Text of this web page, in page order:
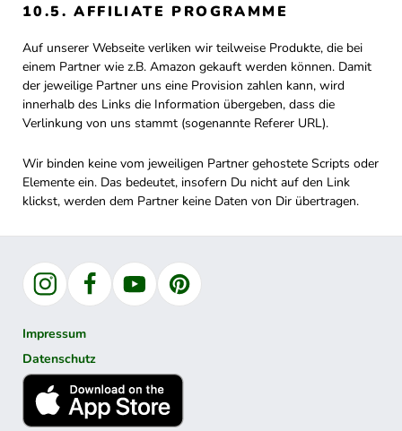
10.5. AFFILIATE PROGRAMME
Auf unserer Webseite verliken wir teilweise Produkte, die bei
einem Partner wie z.B. Amazon gekauft werden können. Damit
der jeweilige Partner uns eine Provision zahlen kann, wird
innerhalb des Links die Information übergeben, dass die
Verlinkung von uns stammt (sogenannte Referer URL).
Wir binden keine vom jeweiligen Partner gehostete Scripts oder
Elemente ein. Das bedeutet, insofern Du nicht auf den Link
klickst, werden dem Partner keine Daten von Dir übertragen.
InstagramFacebookYouTubePinterest
Impressum
Datenschutz